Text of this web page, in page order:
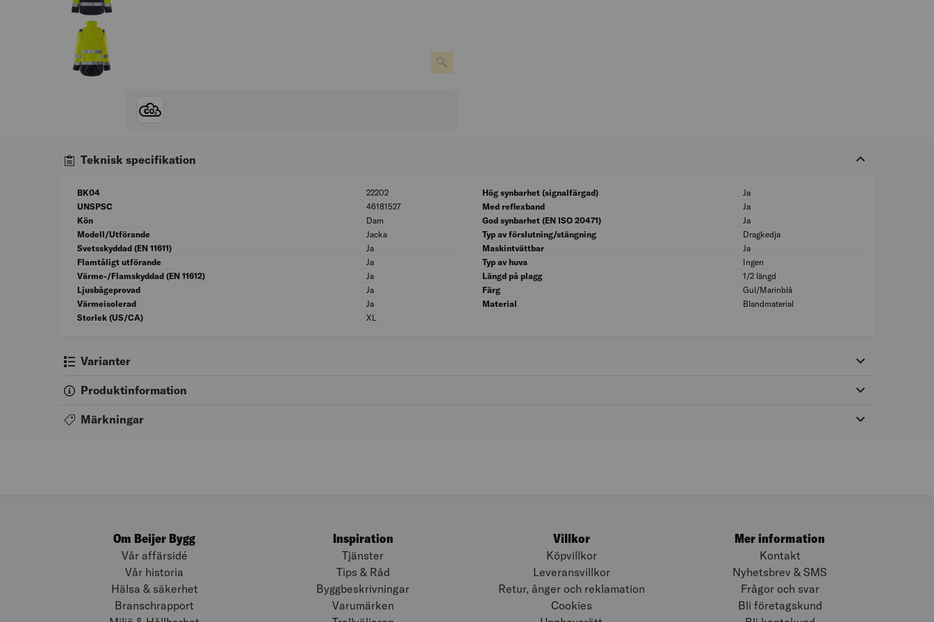
Teknisk specifikation
BK04 22202
BK04: 22202
UNSPSC
46181527
UNSPSC: 46181527
Kön
Dam
Kön: Dam
Modell/Utförande
Jacka
Modell/Utförande: Jacka
Svetsskyddad (EN 11611)
Ja
Svetsskyddad (EN 11611): Ja
Flamtåligt utförande
Ja
Flamtåligt utförande: Ja
Värme-/Flamskyddad (EN 11612)
Ja
Värme-/Flamskyddad (EN 11612): Ja
Ljusbågeprovad
Ja
Ljusbågeprovad: Ja
Värmeisolerad
Ja
Värmeisolerad: Ja
Storlek (US/CA)
XL
Hög synbarhet (signalfärgad) Ja
Med reflexband
Ja
God synbarhet (EN ISO 20471)
Ja
Typ av förslutning/stängning
Dragkedja
Maskintvättbar
Ja
Typ av huva
Ingen
Längd på plagg
1/2 längd
Färg
Gul/Marinblå
Material
Blandmaterial
Varianter
Produktinformation
Märkningar
Om Beijer Bygg
Vår affärsidé
Vår historia
Hälsa & säkerhet
Branschrapport
Inspiration
Tjänster
Tips & Råd
Byggbeskrivningar
Varumärken
Villkor
Köpvillkor
Leveransvillkor
Retur, ånger och reklamation
Cookies
Mer information
Kontakt
Nyhetsbrev & SMS
Frågor och svar
Bli företagskund